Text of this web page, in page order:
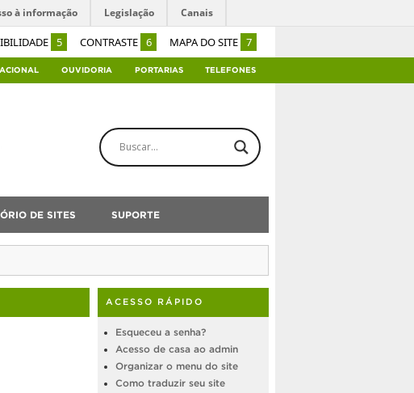
5 CONTRASTE 6 MAPA DO SITE 7
à informação Legislação Canais
OUVIDORIA PORTARIAS TELEFONES
DE SITES SUPORTE
ACESSO RÁPIDO
Esqueceu a senha?
Acesso de casa ao admin
Organizar o menu do site
Como traduzir seu site